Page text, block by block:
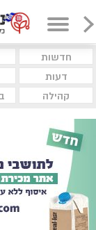
חדשות
דעות
קהילה